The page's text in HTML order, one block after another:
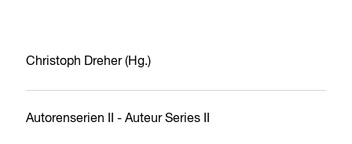
Christoph Dreher (Hg.)
Autorenserien II - Auteur Series II